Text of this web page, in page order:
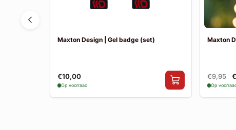
Maxton Design | Gel badge (set)
€10,00
Op voorraad
Maxton
€9,95
Op